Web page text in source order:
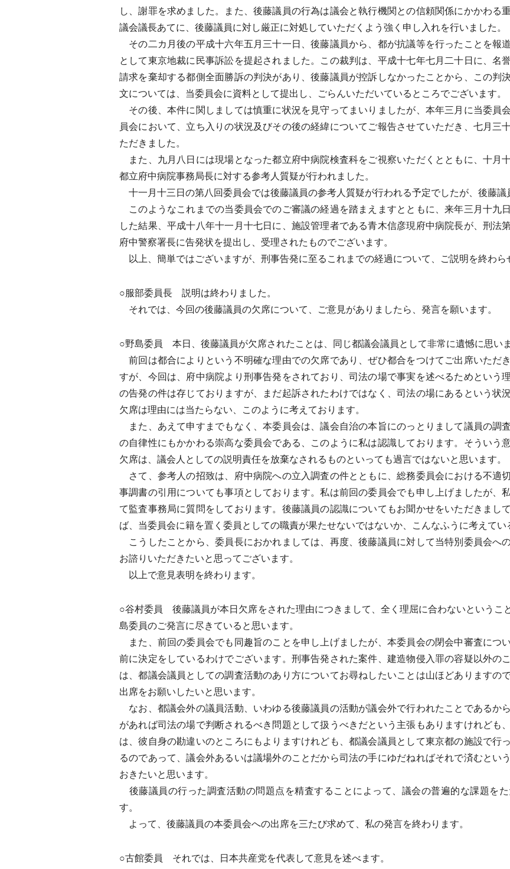
し、謝罪を求めました。また、後藤議員の行為は議会と執行機関との信頼関係にかかわる
議会議長あてに、後藤議員に対し厳正に対処していただくよう強く申し入れを行いました。
その二カ月後の平成十六年五月三十一日、後藤議員から、都が抗議等を行ったことを報
として東京地裁に民事訴訟を提起されました。この裁判は、平成十七年七月二十日に、名
請求を棄却する都側全面勝訴の判決があり、後藤議員が控訴しなかったことから、この判
文については、当委員会に資料として提出し、ごらんいただいているところでございます。
その後、本件に関しましては慎重に状況を見守ってまいりましたが、本年三月に当委員
員会において、立ち入りの状況及びその後の経緯についてご報告させていただき、七月三
ただきました。
また、九月八日には現場となった都立府中病院検査科をご視察いただくとともに、十月
都立府中病院事務局長に対する参考人質疑が行われました。
十一月十三日の第八回委員会では後藤議員の参考人質疑が行われる予定でしたが、後藤議
このようなこれまでの当委員会でのご審議の経過を踏まえますとともに、来年三月十九
した結果、平成十八年十一月十七日に、施設管理者である青木信彦現府中病院長が、刑法
府中警察署長に告発状を提出し、受理されたものでございます。
以上、簡単ではございますが、刑事告発に至るこれまでの経過について、ご説明を終わら
○服部委員長 説明は終わりました。
それでは、今回の後藤議員の欠席について、ご意見がありましたら、発言を願います。
○野島委員 本日、後藤議員が欠席されたことは、同じ都議会議員として非常に遺憾に思いま
前回は都合によりという不明確な理由での欠席であり、ぜひ都合をつけてご出席いただ
すが、今回は、府中病院より刑事告発をされており、司法の場で事実を述べるためという
の告発の件は存じておりますが、まだ起訴されたわけではなく、司法の場にあるという状
欠席は理由には当たらない、このように考えております。
また、あえて申すまでもなく、本委員会は、議会自治の本旨にのっとりまして議員の調
の自律性にもかかわる崇高な委員会である、このように私は認識しております。そういう
欠席は、議会人としての説明責任を放棄なされるものといっても過言ではないと思います。
さて、参考人の招致は、府中病院への立入調査の件とともに、総務委員会における不適
事調書の引用についても事項としております。私は前回の委員会でも申し上げましたが、
て監査事務局に質問をしております。後藤議員の認識についてもお聞かせをいただきまし
ば、当委員会に籍を置く委員としての職責が果たせないではないか、こんなふうに考えてい
こうしたことから、委員長におかれましては、再度、後藤議員に対して当特別委員会へ
お諮りいただきたいと思ってございます。
以上で意見表明を終わります。
○谷村委員 後藤議員が本日欠席をされた理由につきまして、全く理屈に合わないというこ
島委員のご発言に尽きていると思います。
また、前回の委員会でも同趣旨のことを申し上げましたが、本委員会の閉会中審査につ
前に決定をしているわけでございます。刑事告発された案件、建造物侵入罪の容疑以外の
は、都議会議員としての調査活動のあり方についてお尋ねしたいことは山ほどありますの
出席をお願いしたいと思います。
なお、都議会外の議員活動、いわゆる後藤議員の活動が議会外で行われたことであるか
があれば司法の場で判断されるべき問題として扱うべきだという主張もありますけれども
は、彼自身の勘違いのところにもよりますけれども、都議会議員として東京都の施設で行
るのであって、議会外あるいは議場外のことだから司法の手にゆだねればそれで済むとい
おきたいと思います。
後藤議員の行った調査活動の問題点を精査することによって、議会の普遍的な課題を
す。
よって、後藤議員の本委員会への出席を三たび求めて、私の発言を終わります。
○古館委員 それでは、日本共産党を代表して意見を述べます。